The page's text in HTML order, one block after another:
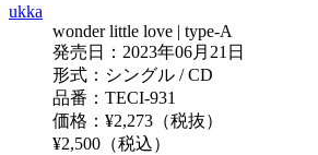
ukka
wonder little love | type-A
発売日：2023年06月21日
形式：シングル / CD
品番：TECI-931
価格：¥2,273（税抜）
¥2,500（税込）